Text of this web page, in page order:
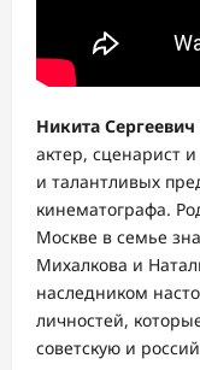
Никита
актер, сценарист
и талантливых
кинематографа.
Москве в семье
Михалкова и
наследником
личностей,
советскую и